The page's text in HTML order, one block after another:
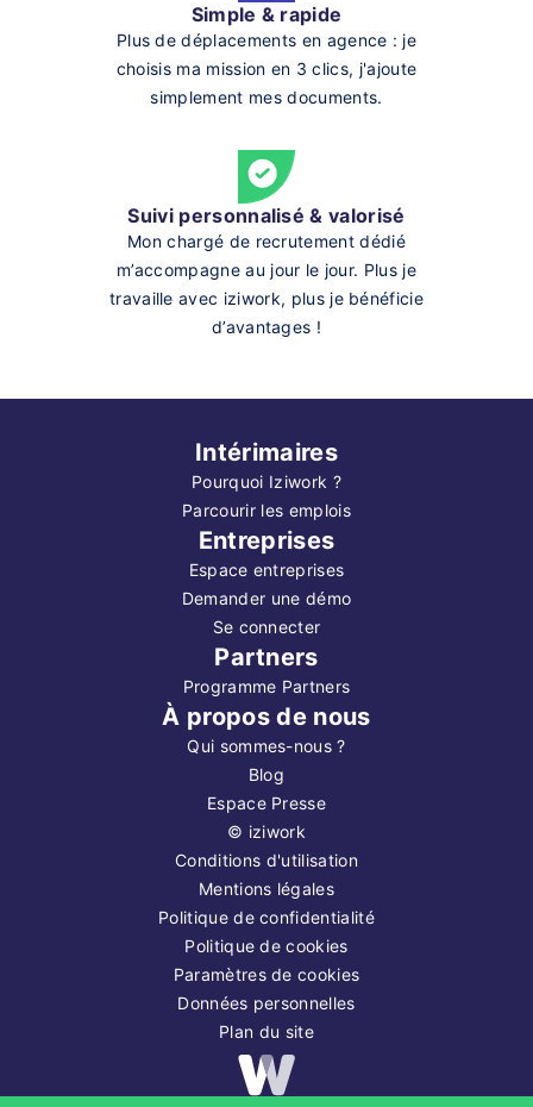
Simple & rapide
Plus de déplacements en agence : je
choisis ma mission en 3 clics, j'ajoute
simplement mes documents.
Suivi personnalisé & valorisé
Mon chargé de recrutement dédié
m’accompagne au jour le jour. Plus je
travaille avec iziwork, plus je bénéficie
d’avantages !
Intérimaires
Pourquoi Iziwork ?
Parcourir les emplois
Entreprises
Espace entreprises
Demander une démo
Se connecter
Partners
Programme Partners
À propos de nous
Qui sommes-nous ?
Blog
Espace Presse
© iziwork
Conditions d'utilisation
Mentions légales
Politique de confidentialité
Politique de cookies
Paramètres de cookies
Données personnelles
Plan du site